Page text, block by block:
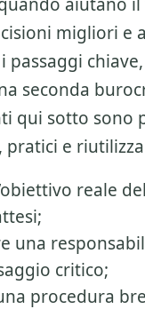
migliori e
passaggi
seconda
qui sotto sono
pratici e
reale
una
critico;
procedura